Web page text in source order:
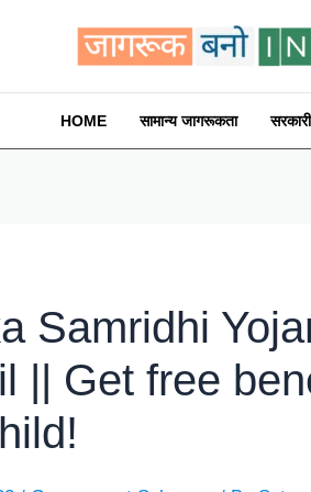
HOME सामान्य जागरूकता
Samridhi
|| Get free